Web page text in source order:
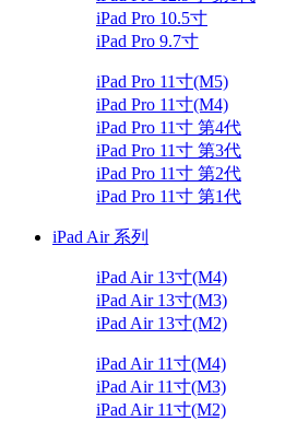
iPad Pro 10.5寸
iPad Pro 9.7寸
iPad Pro 11寸(M5)
iPad Pro 11寸(M4)
iPad Pro 11寸 第4代
iPad Pro 11寸 第3代
iPad Pro 11寸 第2代
iPad Pro 11寸 第1代
iPad Air 系列
iPad Air 13寸(M4)
iPad Air 13寸(M3)
iPad Air 13寸(M2)
iPad Air 11寸(M4)
iPad Air 11寸(M3)
iPad Air 11寸(M2)